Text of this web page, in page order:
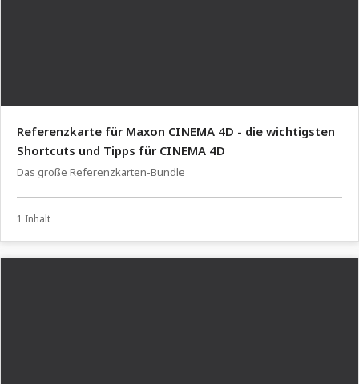
Referenzkarte für Maxon CINEMA 4D - die wichtigsten
Shortcuts und Tipps für CINEMA 4D
Das große Referenzkarten-Bundle
1 Inhalt